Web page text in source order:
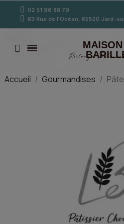
02 51 96 88 79
63 Rue de l'Océan, 85520 Jard-
Boulanger Pâtissier
Accueil Gourmandises